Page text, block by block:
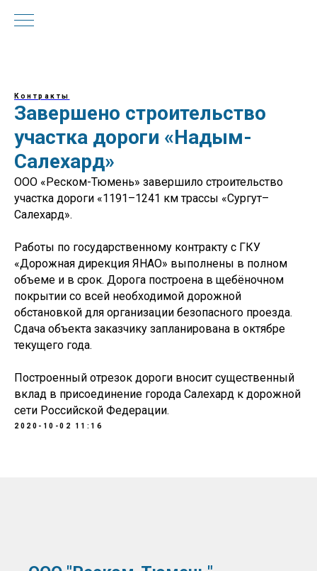
Контракты
Завершено строительство
участка дороги «Надым-
Салехард»
ООО «Реском-Тюмень» завершило строительство
участка дороги «1191–1241 км трассы «Сургут–
Салехард».
Работы по государственному контракту с ГКУ
«Дорожная дирекция ЯНАО» выполнены в полном
объеме и в срок. Дорога построена в щебёночном
покрытии со всей необходимой дорожной
обстановкой для организации безопасного проезда.
Сдача объекта заказчику запланирована в октябре
текущего года.
Построенный отрезок дороги вносит существенный
вклад в присоединение города Салехард к дорожной
сети Российской Федерации.
2020-10-02 11:16